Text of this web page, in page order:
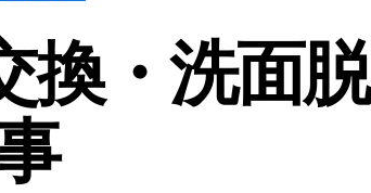
・洗面脱